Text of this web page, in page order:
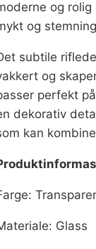
og
og
subtile
og
perfekt
dekorativ
kan
Glass